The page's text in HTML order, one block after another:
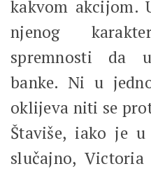
kakvom akcijom.
njenog
spremnosti da
banke. Ni u
oklijeva niti se
Štaviše, iako je
slučajno,